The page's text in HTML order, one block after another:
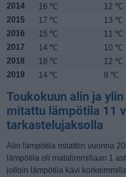
2014
16 ℃ 12 ℃
2015
17 ℃ 13 ℃
2016
15 ℃ 11 ℃
2017
14 ℃ 10 ℃
2018
18 ℃ 12 ℃
2019
14 ℃ 9 ℃
Toukokuun alin ja
mitattu lämpötila 11
tarkastelujaksolla
Alin lämpötila mitattiin vuonna
lämpötila oli matalimmillaan 1
jolloin lämpötila kävi